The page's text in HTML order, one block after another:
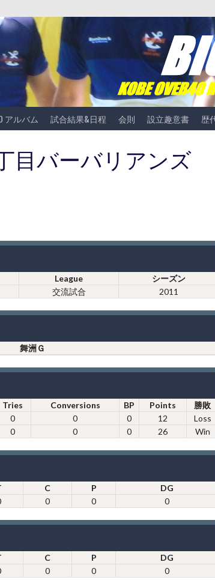
アルバム 試合結果&日程 会則 設立趣意書 歴
丁目バーバリアンズ
League
シーズン
交流試合
2011
舞洲Ｇ
Tries Conversions BP Points
勝敗
0
0 0 12
Loss
0
0 0 26 Win
C P
DG
0 0 0
C P
DG
0 0 0